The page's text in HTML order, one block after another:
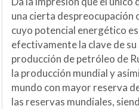
una cierta despreocupación
cuyo potencial energético
efectivamente la clave de
producción de petróleo de
la producción mundial y
mundo con mayor reserva
las reservas mundiales,